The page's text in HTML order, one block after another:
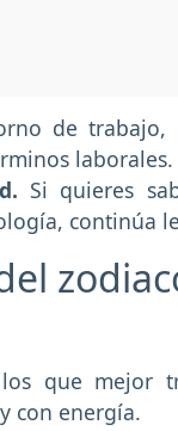
de
Si quieres
continúa
que mejor
con energía.